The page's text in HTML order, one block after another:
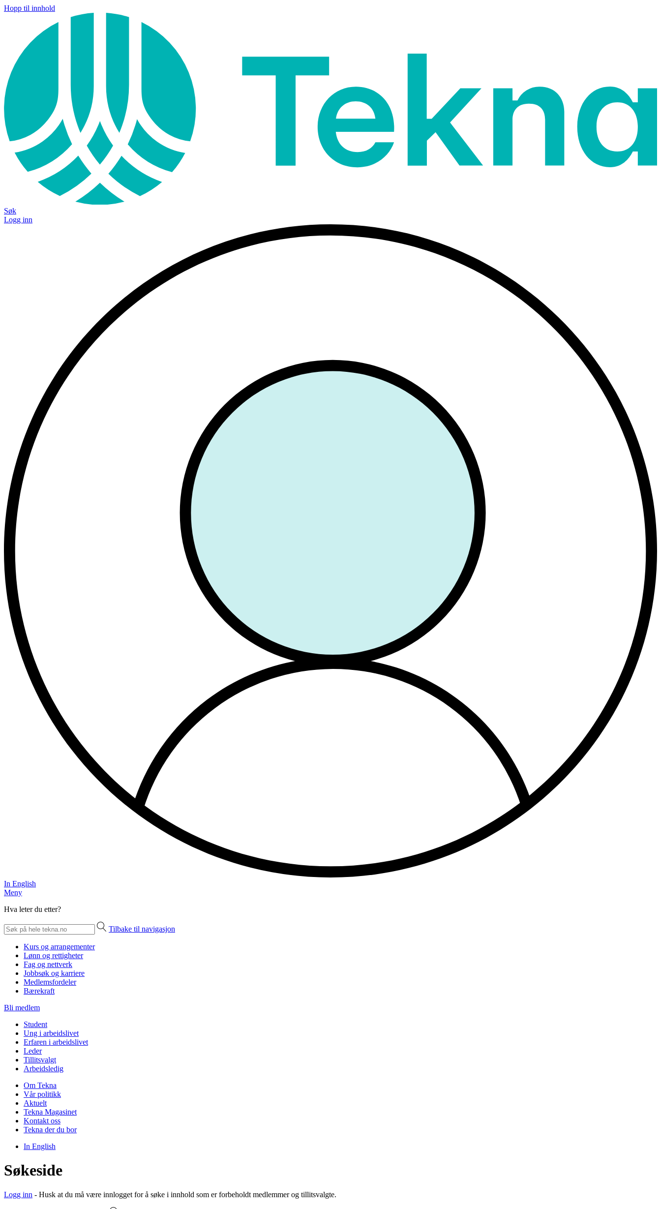
Hopp til innhold
Søk
Logg inn
In English
Meny
Hva leter du etter?
Tilbake til navigasjon
Kurs og arrangementer
Lønn og rettigheter
Fag og nettverk
Jobbsøk og karriere
Medlemsfordeler
Bærekraft
Bli medlem
Student
Ung i arbeidslivet
Erfaren i arbeidslivet
Leder
Tillitsvalgt
Arbeidsledig
Om Tekna
Vår politikk
Aktuelt
Tekna Magasinet
Kontakt oss
Tekna der du bor
In English
Søkeside
Logg inn - Husk at du må være innlogget for å søke i innhold som er forbeholdt medlemmer og tillitsvalgte.